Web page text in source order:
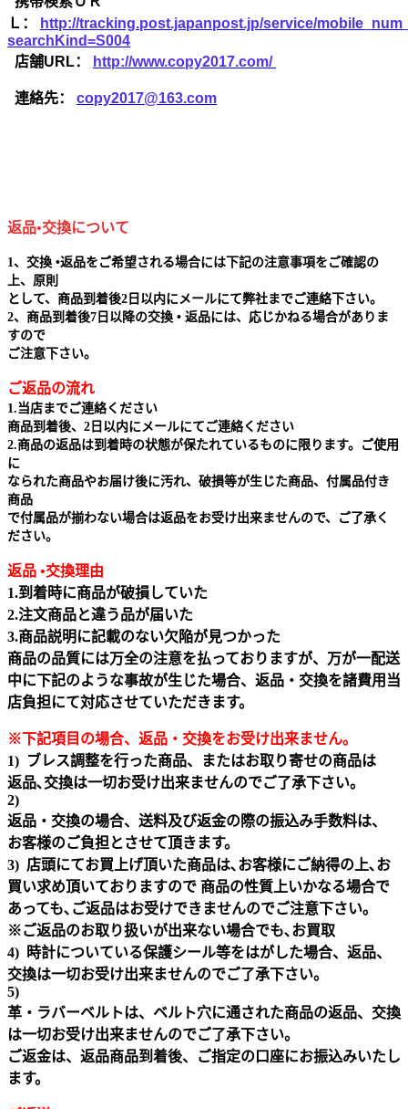
Ｌ：
http://tracking.post.japanpost.jp/service/
searchKind=S004
店舗URL：
http://www.copy2017.com/
連絡先： copy2017@163.com
返品•交換について
1、交換 •返品をご希望される場合には下記の注意事項をご確認の
上、原則
として、商品到着後2日以内にメールにて弊社までご連絡下さい。
2、商品到着後7日以降の交換 • 返品には、応じかねる場合がありま
すので
ご注意下さい。
ご返品の流れ
1.当店までご連絡ください
商品到着後、2日以内にメールにてご連絡ください
2.商品の返品は到着時の状態が保たれているものに限ります。ご使用
に
なられた商品やお届け後に汚れ、破損等が生じた商品、付属品付き
商品
で付属品が揃わない場合は返品をお受け出来ませんので、ご了承く
ださい。
返品 •交換理由
1.到着時に商品が破損していた
2.注文商品と違う品が届いた
3.商品説明に記載のない欠陥が見つかった
商品の品質には万全の注意を払っておりますが、万が一配送
中に下記のような事故が生じた場合、返品・交換を諸費用当
店負担にて対応させていただきます。
※下記項目の場合、返品・交換をお受け出来ません｡
1) ブレス調整を行った商品、またはお取り寄せの商品は
返品､交換は一切お受け出来ませんのでご了承下さい。
2)
返品・交換の場合、送料及び返金の際の振込み手数料は、
お客様のご負担とさせて頂きます。
3) 店頭にてお買上げ頂いた商品は､お客様にご納得の上､お
買い求め頂いておりますので 商品の性質上いかなる場合で
あっても､ご返品はお受けできませんのでご注意下さい｡
※ご返品のお取り扱いが出来ない場合でも､お買取
4) 時計についている保護シール等をはがした場合、返品、
交換は一切お受け出来ませんのでご了承下さい。
5)
革・ラバーベルトは、ベルト穴に通された商品の返品、交換
は一切お受け出来ませんのでご了承下さい。
ご返金は、返品商品到着後、ご指定の口座にお振込みいたし
ます。